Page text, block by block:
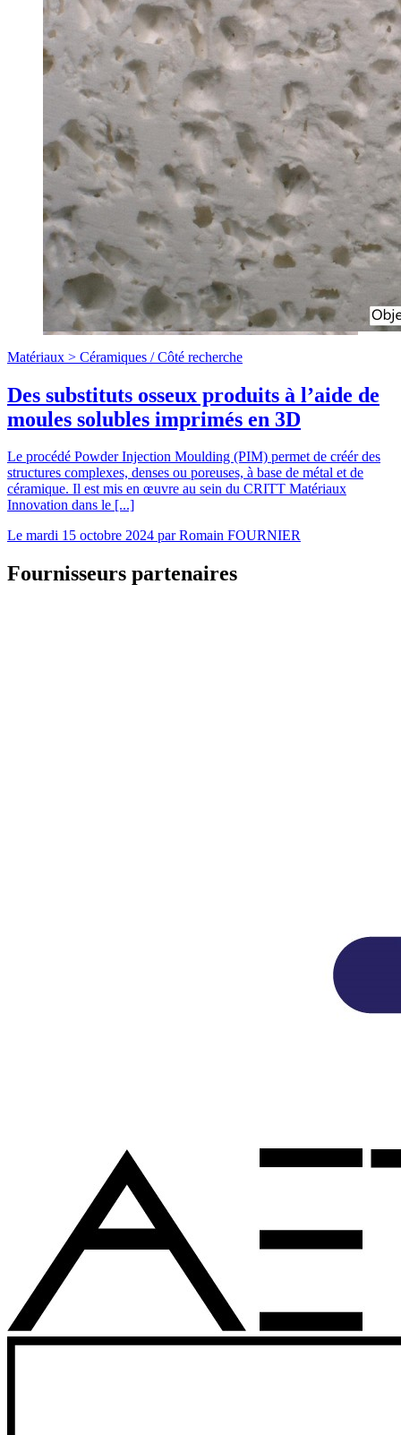
Matériaux > Céramiques /Côté recherche
Des substituts osseux produits à l’aide de
moules solubles imprimés en 3D
Le procédé Powder Injection Moulding (PIM) permet de créér des
structures complexes, denses ou poreuses, à base de métal et de
céramique. Il est mis en œuvre au sein du CRITT Matériaux
Innovation dans le [...]
Le mardi 15 octobre 2024 parRomain FOURNIER
Fournisseurs partenaires